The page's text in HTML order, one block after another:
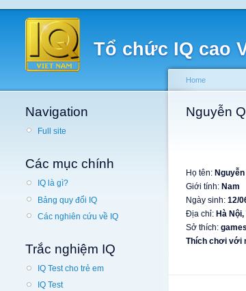
Tổ chức IQ cao
Navigation
Full site
Các mục chính
IQ là gì?
Bảng quy đổi IQ
Các nghiên cứu về IQ
Trắc nghiệm IQ
IQ Test cho trẻ em
IQ Test
Home
Nguyễn
Họ tên: Nguyễn
Giới tính: Nam
Ngày sinh: 12/
Địa chỉ: Hà Nội,
Sở thích:
Thích chơi với